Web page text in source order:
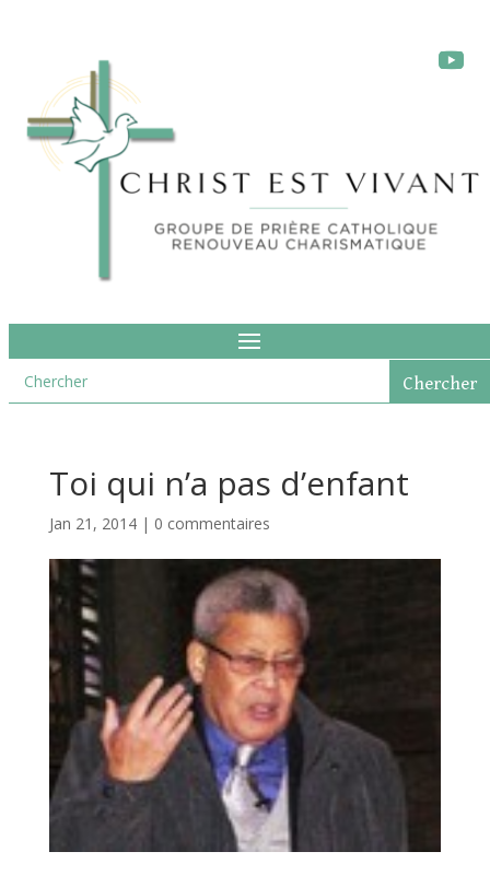
Toi qui n’a pas d’enfant
Jan 21, 2014| 0 commentaires